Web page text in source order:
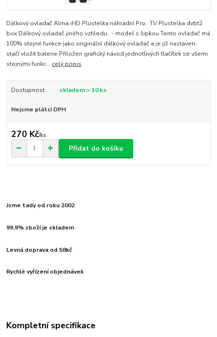
Dálkový ovladač Alma iHD Plustelka náhradní Pro: TV Plustelka dvbt2
box Dálkový ovladač jiného vzhledu, - model s šipkou Tento ovladač má
100% stejné funkce jako originální dálkový ovladač a je již nastaven,
stačí vložit baterie Přiložen grafický návod jednotlivých tlačítek se všemi
stejnými funkc... celý popis
Dostupnost skladem > 10 ks
Nejsme plátci DPH
270 Kč/ks
Přidat do košíku
Jsme tady od roku 2002
99,9% zboží je skladem
Levná doprava od 58kč
Rychlé vyřízení objednávek
Kompletní specifikace